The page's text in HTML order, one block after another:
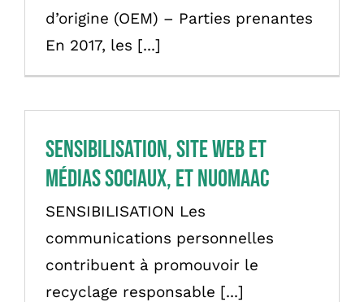
d’origine (OEM) – Parties prenantes
En 2017, les [...]
Sensibilisation, site web et
médias sociaux, et NUOMAAC
SENSIBILISATION Les
communications personnelles
contribuent à promouvoir le
recyclage responsable [...]